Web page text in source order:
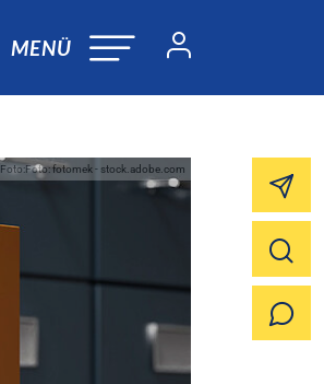
MENÜ
Foto:Foto: fotomek - stock.adobe.com